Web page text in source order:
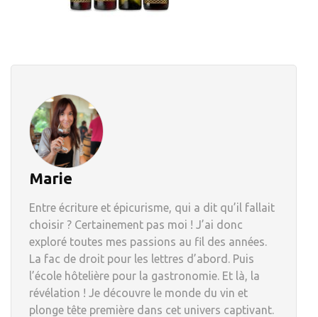
Marie
Entre écriture et épicurisme, qui a dit qu’il fallait
choisir ? Certainement pas moi ! J’ai donc
exploré toutes mes passions au fil des années.
La fac de droit pour les lettres d’abord. Puis
l’école hôtelière pour la gastronomie. Et là, la
révélation ! Je découvre le monde du vin et
plonge tête première dans cet univers captivant.